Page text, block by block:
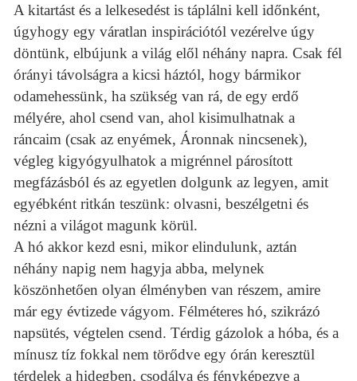
A kitartást és a lelkesedést is táplálni kell időnként,
úgyhogy egy váratlan inspirációtól vezérelve úgy
döntünk, elbújunk a világ elől néhány napra. Csak fél
órányi távolságra a kicsi háztól, hogy bármikor
odamehessünk, ha szükség van rá, de egy erdő
mélyére, ahol csend van, ahol kisimulhatnak a
ráncaim (csak az enyémek, Áronnak nincsenek),
végleg kigyógyulhatok a migrénnel párosított
megfázásból és az egyetlen dolgunk az legyen, amit
egyébként ritkán teszünk: olvasni, beszélgetni és
nézni a világot magunk körül.
A hó akkor kezd esni, mikor elindulunk, aztán
néhány napig nem hagyja abba, melynek
köszönhetően olyan élményben van részem, amire
már egy évtizede vágyom. Félméteres hó, szikrázó
napsütés, végtelen csend. Térdig gázolok a hóba, és a
mínusz tíz fokkal nem törődve egy órán keresztül
térdelek a hidegben, csodálva és fényképezve a